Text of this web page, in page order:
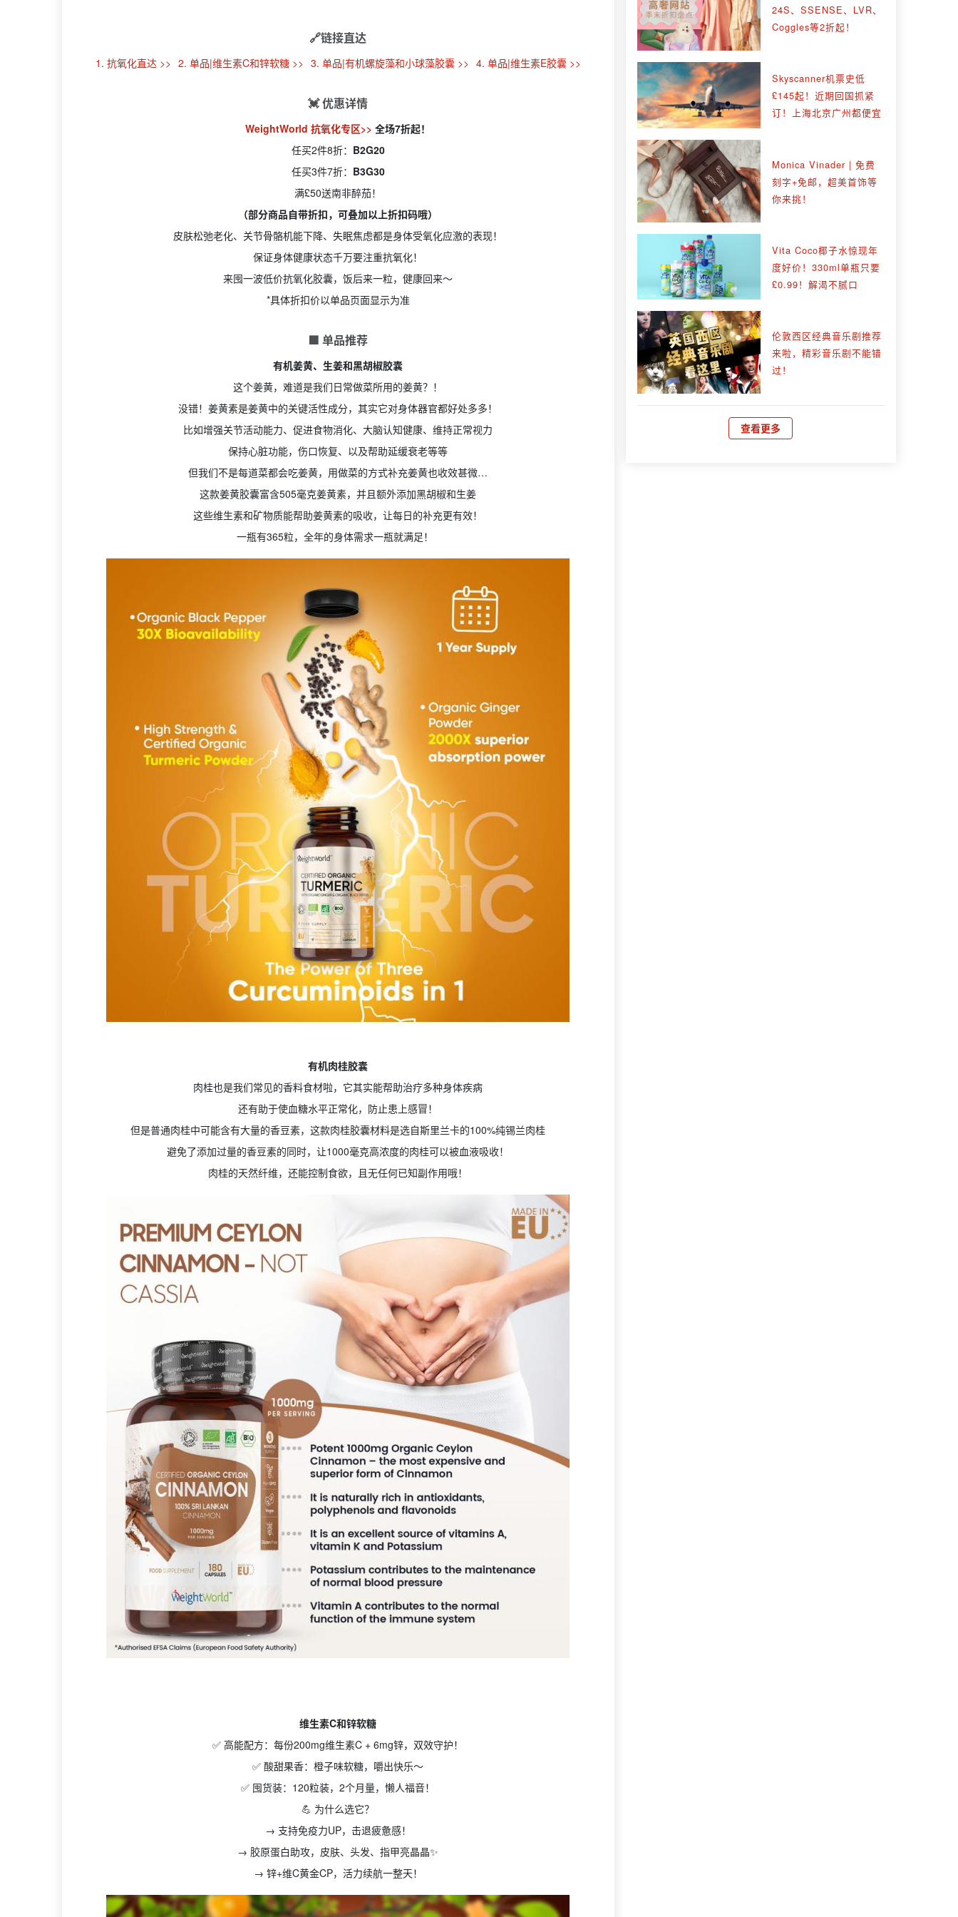
🔗链接直达
1. 抗氧化直达 >> 2. 单品|维生素C和锌软糖 >> 3. 单品|有机螺旋藻和小球藻胶囊 >> 4. 单品|维生素E胶囊 >>
💓优惠详情
WeightWorld 抗氧化专区>> 全场7折起！
任买2件8折： B2G20
任买3件7折： B3G30
满£50送南非醉茄！
（部分商品自带折扣，可叠加以上折扣码哦）
皮肤松弛老化、关节骨骼机能下降、失眠焦虑都是身体受氧化应激的表现！
保证身体健康状态千万要注重抗氧化！
来囤一波低价抗氧化胶囊，饭后来一粒，健康回来～
*具体折扣价以单品页面显示为准
🟩 单品推荐
有机姜黄、生姜和黑胡椒胶囊
这个姜黄，难道是我们日常做菜所用的姜黄？！
没错！姜黄素是姜黄中的关键活性成分，其实它对身体器官都好处多多！
比如增强关节活动能力、促进食物消化、大脑认知健康、维持正常视力
保持心脏功能，伤口恢复、以及帮助延缓衰老等等
但我们不是每道菜都会吃姜黄，用做菜的方式补充姜黄也收效甚微…
这款姜黄胶囊富含505毫克姜黄素，并且额外添加黑胡椒和生姜
这些维生素和矿物质能帮助姜黄素的吸收，让每日的补充更有效！
一瓶有365粒，全年的身体需求一瓶就满足！
有机肉桂胶囊
肉桂也是我们常见的香料食材啦，它其实能帮助治疗多种身体疾病
还有助于使血糖水平正常化，防止患上感冒！
但是普通肉桂中可能含有大量的香豆素，这款肉桂胶囊材料是选自斯里兰卡的100%纯锡兰肉桂
避免了添加过量的香豆素的同时，让1000毫克高浓度的肉桂可以被血液吸收！
肉桂的天然纤维，还能控制食欲，且无任何已知副作用哦！
维生素C和锌软糖
✅ 高能配方：每份200mg维生素C + 6mg锌，双效守护！
✅ 酸甜果香：橙子味软糖，嚼出快乐～
✅ 囤货装：120粒装，2个月量，懒人福音！
💪 为什么选它？
→ 支持免疫力UP，击退疲惫感！
→ 胶原蛋白助攻，皮肤、头发、指甲亮晶晶✨
→ 锌+维C黄金CP，活力续航一整天！
24S、SSENSE、LVR、
Coggles等2折起！
Skyscanner机票史低
£145起！近期回国抓紧
订！上海北京广州都便宜
Monica Vinader | 免费
刻字+免邮，超美首饰等
你来挑！
Vita Coco椰子水惊现年
度好价！330ml单瓶只要
£0.99！解渴不腻口
伦敦西区经典音乐剧推荐
来啦，精彩音乐剧不能错
过！
查看更多